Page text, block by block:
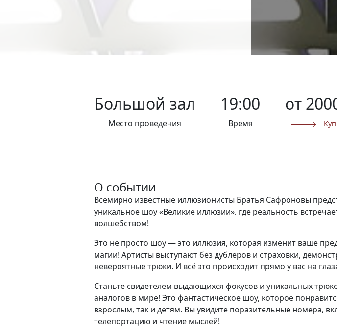
Большой зал
Место проведения
19:00
Время
от
О событии
Всемирно известные иллюзионисты Братья Сафроновы
уникальное шоу «Великие иллюзии», где реальность
волшебством!
Это не просто шоу — это иллюзия, которая изменит ваше
магии! Артисты выступают без дублеров и страховки,
невероятные трюки. И всё это происходит прямо у вас на
Станьте свидетелем выдающихся фокусов и уникальных
аналогов в мире! Это фантастическое шоу, которое
взрослым, так и детям. Вы увидите поразительные номера,
телепортацию и чтение мыслей!